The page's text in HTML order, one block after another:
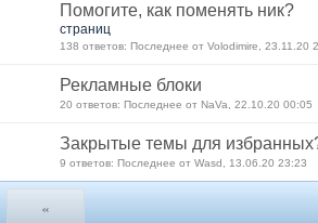
Помогите, как поменять ник?
страниц
138 ответов: Последнее от Volodimire, 23.11.20
Рекламные блоки
20 ответов: Последнее от NaVa, 22.10.20 00:05
Закрытые темы для
9 ответов: Последнее от Wasd, 13.06.20 23:23
«